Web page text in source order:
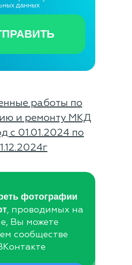
данных
работы по
и ремонту МКД
с 01.01.2024 по
фотографии
, проводимых на
Вы можете
сообществе